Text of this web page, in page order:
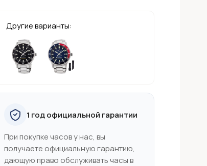
Другие варианты:
1 год официальной гарантии
При покупке часов у нас, вы
получаете официальную гарантию,
дающую право обслуживать часы в